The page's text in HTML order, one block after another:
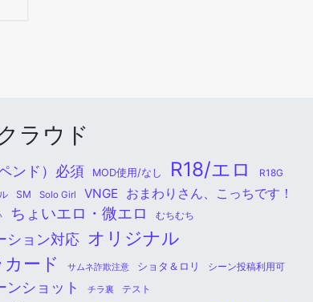
ラウド
ンド）必須 MOD使用/なし R18/エロ R18G
SM Solo Girl VNGE おまわりさん、こっちです！
ちょいエロ・微エロ むちむち
ション対応 オリジナル
ード
サムネ詐欺注意 ショタ＆ロリ シーン投稿利用可
ンショット チラ裏 テスト